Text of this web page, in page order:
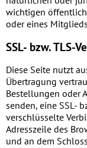
wichtigen
oder eines
SSL- bzw. TLS-
Diese Seite nutzt
Übertragung
Bestellungen oder
senden, eine SSL-
verschlüsselte
Adresszeile des
und an dem